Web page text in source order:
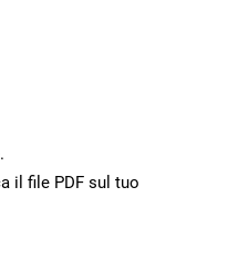
il file PDF sul tuo